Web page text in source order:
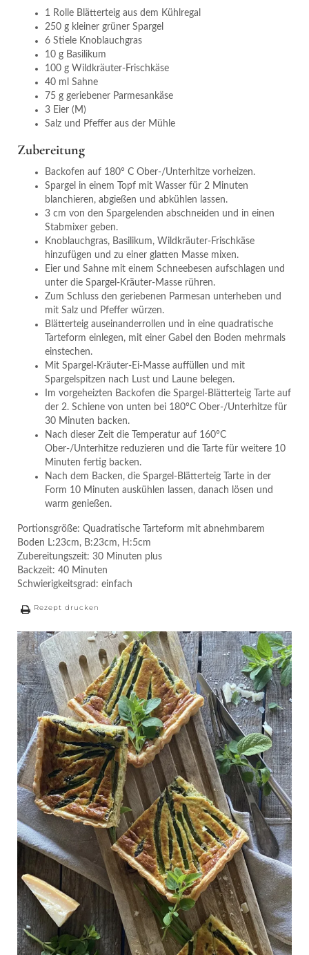
1 Rolle Blätterteig aus dem Kühlregal
250 g kleiner grüner Spargel
6 Stiele Knoblauchgras
10 g Basilikum
100 g Wildkräuter-Frischkäse
40 ml Sahne
75 g geriebener Parmesankäse
3 Eier (M)
Salz und Pfeffer aus der Mühle
Zubereitung
Backofen auf 180° C Ober-/Unterhitze vorheizen.
Spargel in einem Topf mit Wasser für 2 Minuten
blanchieren, abgießen und abkühlen lassen.
3 cm von den Spargelenden abschneiden und in einen
Stabmixer geben.
Knoblauchgras, Basilikum, Wildkräuter-Frischkäse
hinzufügen und zu einer glatten Masse mixen.
Eier und Sahne mit einem Schneebesen aufschlagen und
unter die Spargel-Kräuter-Masse rühren.
Zum Schluss den geriebenen Parmesan unterheben und
mit Salz und Pfeffer würzen.
Blätterteig auseinanderrollen und in eine quadratische
Tarteform einlegen, mit einer Gabel den Boden mehrmals
einstechen.
Mit Spargel-Kräuter-Ei-Masse auffüllen und mit
Spargelspitzen nach Lust und Laune belegen.
Im vorgeheizten Backofen die Spargel-Blätterteig Tarte auf
der 2. Schiene von unten bei 180°C Ober-/Unterhitze für
30 Minuten backen.
Nach dieser Zeit die Temperatur auf 160°C
Ober-/Unterhitze reduzieren und die Tarte für weitere 10
Minuten fertig backen.
Nach dem Backen, die Spargel-Blätterteig Tarte in der
Form 10 Minuten auskühlen lassen, danach lösen und
warm genießen.
Portionsgröße: Quadratische Tarteform mit abnehmbarem
Boden L:23cm, B:23cm, H:5cm
Zubereitungszeit: 30 Minuten plus
Backzeit: 40 Minuten
Schwierigkeitsgrad: einfach
Rezept drucken